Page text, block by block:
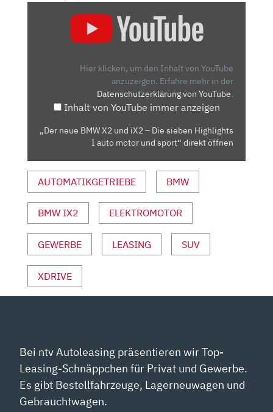
SIEBEN
AUTO
MOTOR
SPORT“
VON
YOUTUBE
ANZEIGEN
Hier klicken, um den Inhalt von YouTube
anzuzeigen. Erfahre mehr in der
Datenschutzerklärung von YouTube.
Inhalt von YouTube immer anzeigen
„Der neue BMW X2 und iX2 – Die sieben Highlights
I auto motor und sport“ direkt öffnen
AUTOMATIKGETRIEBE BMW
BMW IX2 ELEKTROMOTOR
GEWERBE LEASING SUV
XDRIVE
Bei ntv Autoleasing präsentieren wir Top-
Leasing-Schnäppchen für Privat und Gewerbe.
Es gibt Bestellfahrzeuge, Lagerneuwagen und
Gebrauchtwagen.